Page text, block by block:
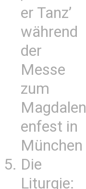
er Tanz’
während
der
Messe
zum
Magdalen
enfest in
München
Die
Liturgie: